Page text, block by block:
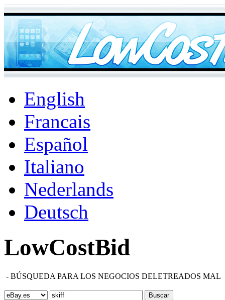
English
Francais
Español
Italiano
Nederlands
Deutsch
LowCostBid
- BÚSQUEDA PARA LOS NEGOCIOS DELETREADOS MAL